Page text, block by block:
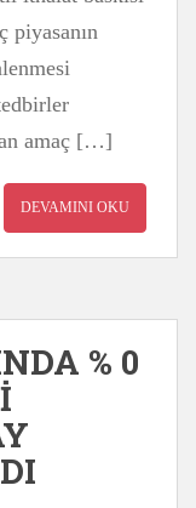
piyasanın
amaç […]
DEVAMINI OKU
% 0